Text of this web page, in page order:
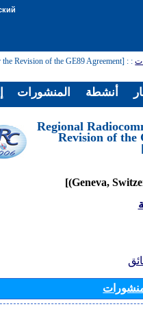
:
the Revision of the GE89 Agreement
[Regional
Revision of the
المنشورات أنشطة